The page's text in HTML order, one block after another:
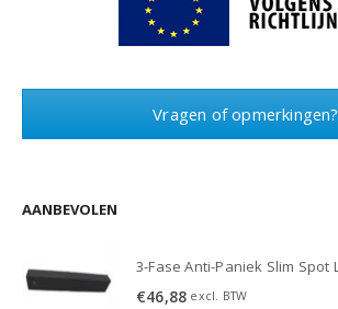
Vragen of opmerkingen?
AANBEVOLEN
€46,88 excl. BTW